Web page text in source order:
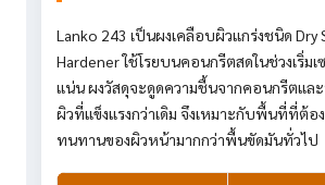
Lanko 243 เป็นผงเคลือบผิวแกร่งชนิด Dry
Hardener ใช้โรยบนคอนกรีตสดในช่วงเริ่ม
แน่น ผงวัสดุจะดูดความชื้นจากคอนกรีตแล
ผิวที่แข็งแรงกว่าเดิม จึงเหมาะกับพื้นที่ที่ต้อ
ทนทานของผิวหน้ามากกว่าพื้นขัดมันทั่วไป